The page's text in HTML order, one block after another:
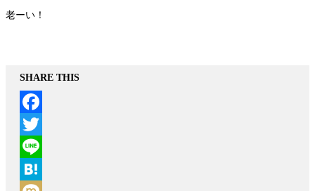
老ーい！
SHARE THIS
Facebook
Twitter
Line